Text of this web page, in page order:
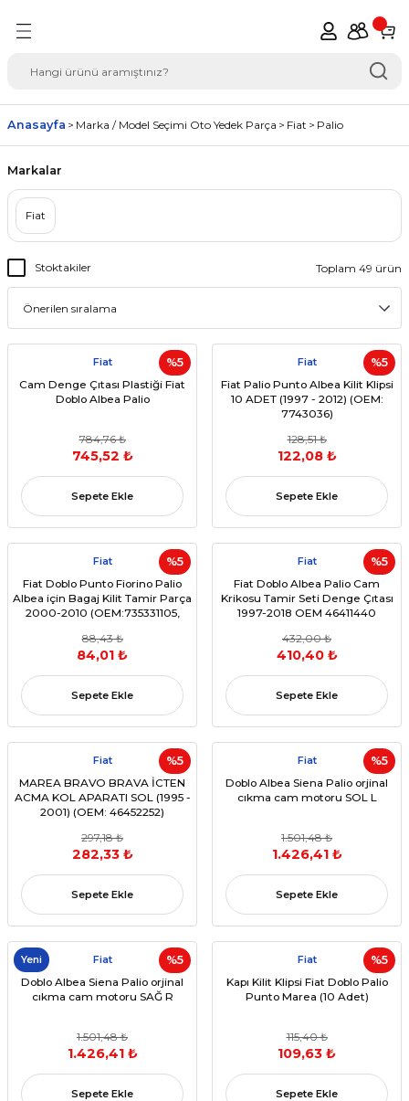
Seçimi Oto Yedek
Anasayfa Marka / Model Seçimi Oto Yedek Parça Fiat Palio
Markalar
Fiat
Stoktakiler Toplam 49 ürün
%5
Fiat
Cam Denge Çıtası Plastiği Fiat
Doblo Albea Palio
784,76 ₺
745,52 ₺
Sepete Ekle
%5
Fiat
Fiat Palio Punto Albea Kilit Klipsi
10 ADET (1997 - 2012) (OEM:
7743036)
128,51 ₺
122,08 ₺
Sepete Ekle
%5
Fiat
Fiat Doblo Punto Fiorino Palio
Albea için Bagaj Kilit Tamir Parça
2000-2010 (OEM:735331105,
88,43 ₺
84,01 ₺
Sepete Ekle
%5
Fiat
Fiat Doblo Albea Palio Cam
Krikosu Tamir Seti Denge Çıtası
1997-2018 OEM 46411440
432,00 ₺
410,40 ₺
Sepete Ekle
%5
Fiat
MAREA BRAVO BRAVA İCTEN
ACMA KOL APARATI SOL (1995 -
2001) (OEM: 46452252)
297,18 ₺
282,33 ₺
Sepete Ekle
%5
Fiat
Doblo Albea Siena Palio orjinal
cıkma cam motoru SOL L
1.501,48 ₺
1.426,41 ₺
Sepete Ekle
%5
Yeni Fiat
Doblo Albea Siena Palio orjinal
cıkma cam motoru SAĞ R
1.501,48 ₺
1.426,41 ₺
Sepete Ekle
%5
Fiat
Kapı Kilit Klipsi Fiat Doblo Palio
Punto Marea (10 Adet)
115,40 ₺
109,63 ₺
Sepete Ekle